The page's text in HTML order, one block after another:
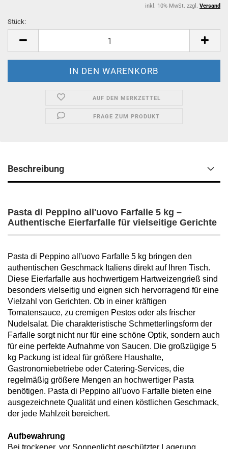
inkl. 10% MwSt. zzgl. Versand
Stück:
AUF DEN MERKZETTEL
FRAGE ZUM PRODUKT
Beschreibung
Pasta di Peppino all'uovo Farfalle 5 kg –
Authentische Eierfarfalle für vielseitige Gerichte
Pasta di Peppino all'uovo Farfalle 5 kg bringen den
authentischen Geschmack Italiens direkt auf Ihren Tisch.
Diese Eierfarfalle aus hochwertigem Hartweizengrieß sind
besonders vielseitig und eignen sich hervorragend für eine
Vielzahl von Gerichten. Ob in einer kräftigen
Tomatensauce, zu cremigen Pestos oder als frischer
Nudelsalat. Die charakteristische Schmetterlingsform der
Farfalle sorgt nicht nur für eine schöne Optik, sondern auch
für eine perfekte Aufnahme von Saucen. Die großzügige 5
kg Packung ist ideal für größere Haushalte,
Gastronomiebetriebe oder Catering-Services, die
regelmäßig größere Mengen an hochwertiger Pasta
benötigen. Pasta di Peppino all'uovo Farfalle bieten eine
ausgezeichnete Qualität und einen köstlichen Geschmack,
der jede Mahlzeit bereichert.
Aufbewahrung
Bei trockener, vor Sonnenlicht geschützter Lagerung